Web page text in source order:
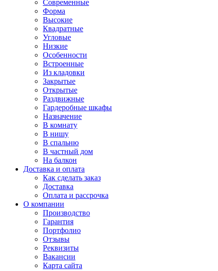
Современные
Форма
Высокие
Квадратные
Угловые
Низкие
Особенности
Встроенные
Из кладовки
Закрытые
Открытые
Раздвижные
Гардеробные шкафы
Назначение
В комнату
В нишу
В спальню
В частный дом
На балкон
Доставка и оплата
Как сделать заказ
Доставка
Оплата и рассрочка
О компании
Производство
Гарантия
Портфолио
Отзывы
Реквизиты
Вакансии
Карта сайта